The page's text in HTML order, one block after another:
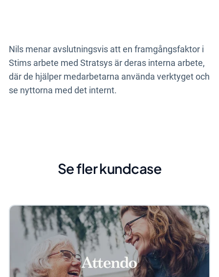
Nils menar avslutningsvis att en framgångsfaktor i
Stims arbete med Stratsys är deras interna arbete,
där de hjälper medarbetarna använda verktyget och
se nyttorna med det internt.
Se fler kundcase